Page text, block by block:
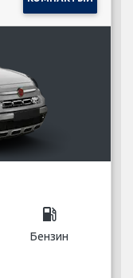
local_gas_station
Бензин